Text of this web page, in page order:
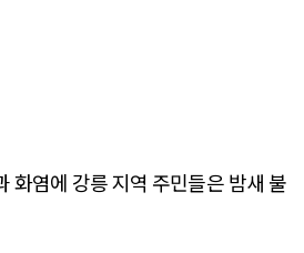
화염에 강릉 지역 주민들은 밤새 불